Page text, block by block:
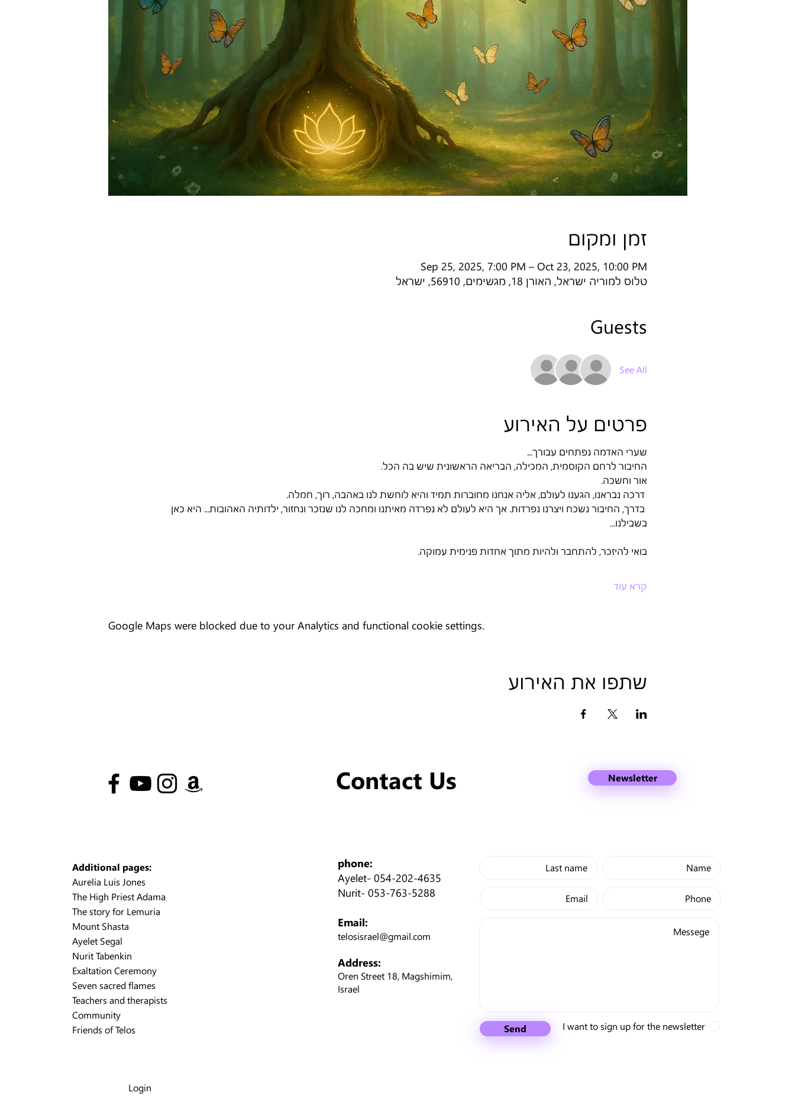
זמן ומקום
Sep 25, 2025, 7:00 PM – Oct 23, 2025, 10:00 PM
טלוס למוריה ישראל, האורן 18, מגשימים, 56910, ישראל
Guests
See All
פרטים על האירוע
שערי האדמה נפתחים עבורך...
החיבור לרחם הקוסמית, המכילה, הבריאה הראשונית שיש בה הכל.
אור וחשכה.
דרכה נבראנו, הגענו לעולם, אליה אנחנו מחוברות תמיד והיא לוחשת לנו באהבה, רוך, חמלה.
בדרך, החיבור נשכח ויצרנו נפרדות. אך היא לעולם לא נפרדה מאיתנו ומחכה לנו שנזכר ונחזור, ילדותיה האהובות... היא כאן
בשבילנו...
בואי להיזכר, להתחבר ולהיות מתוך אחדות פנימית עמוקה.
קרא עוד
Google Maps were blocked due to your Analytics and functional cookie settings.
שתפו את האירוע
Contact Us Newsletter
Additional pages:
Aurelia Luis Jones
The High Priest Adama
The story for Lemuria
Mount Shasta
Ayelet Segal
Nurit Tabenkin
Exaltation Ceremony
Seven sacred flames
Teachers and therapists
Community
Friends of Telos
Login
phone:
Ayelet- 054-202-4635
Nurit- 053-763-5288
Email:
telosisrael@gmail.com
Address:
Oren Street 18, Magshimim,
Israel
I want to sign up for the newsletter
Send